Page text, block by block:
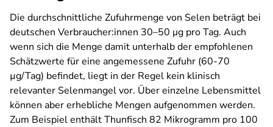
Die durchschnittliche Zufuhrmenge von Selen beträgt bei
deutschen Verbraucher:innen 30–50 μg pro Tag. Auch
wenn sich die Menge damit unterhalb der empfohlenen
Schätzwerte für eine angemessene Zufuhr (60-70
µg/Tag) befindet, liegt in der Regel kein klinisch
relevanter Selenmangel vor. Über einzelne Lebensmittel
können aber erhebliche Mengen aufgenommen werden.
Zum Beispiel enthält Thunfisch 82 Mikrogramm pro 100